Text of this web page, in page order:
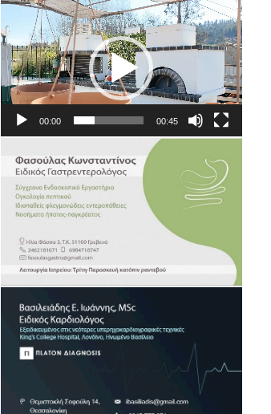
Πρόγραμμα
Αναπαραγωγής
Βίντεο
00:00 00:45